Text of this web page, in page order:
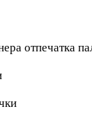
отпечатка